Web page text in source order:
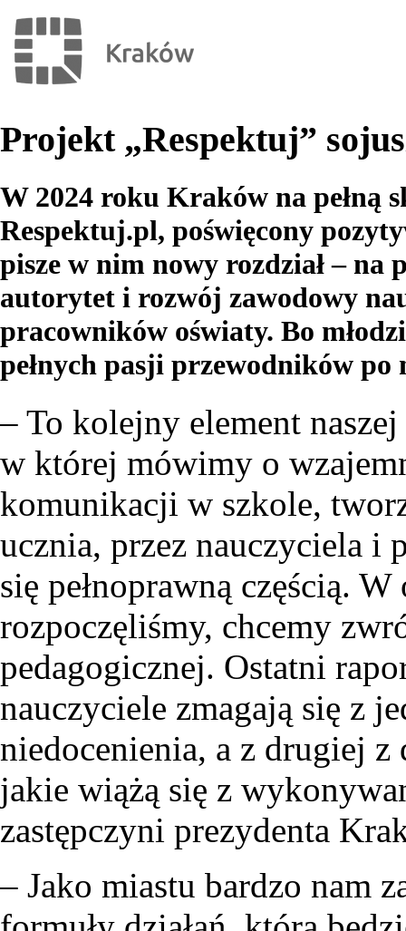
Projekt „Respektuj”
W 2024 roku Kraków na pełną
Respektuj.pl, poświęcony
pisze w nim nowy rozdział – na
autorytet i rozwój zawodowy
pracowników oświaty. Bo
pełnych pasji przewodników po
– To kolejny element
w której mówimy o
komunikacji w szkole,
ucznia, przez nauczyciela i
się pełnoprawną częścią.
rozpoczęliśmy, chcemy
pedagogicznej. Ostatni
nauczyciele zmagają się z
niedocenienia, a z drugiej z
jakie wiążą się z
zastępczyni prezydenta
– Jako miastu bardzo nam